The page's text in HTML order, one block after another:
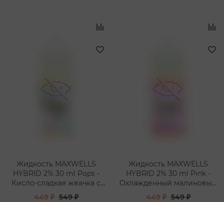
Жидкость MAXWELLS
HYBRID 2% 30 ml Pops -
Кисло-сладкая жвачка с
киви и яблоком
449 ₽ 549 ₽
Жидкость MAXWELLS
HYBRID 2% 30 ml Pink -
Охлажденный малиновый
лимонад
449 ₽ 549 ₽